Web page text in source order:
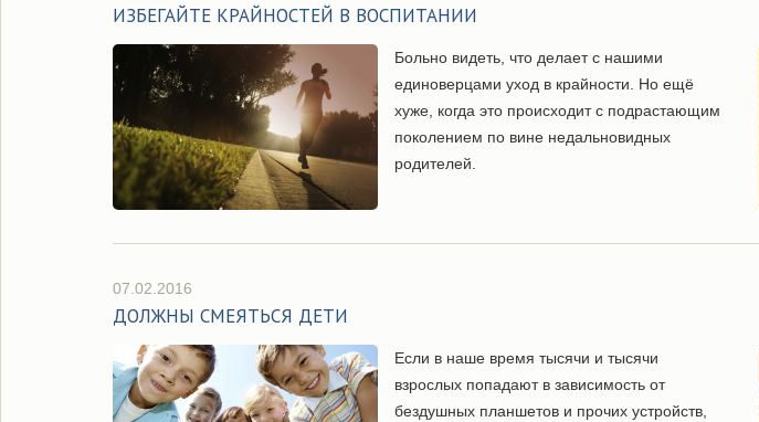
ИЗБЕГАЙТЕ КРАЙНОСТЕЙ В ВОСПИТАНИИ
Больно видеть, что делает с нашими
единоверцами уход в крайности. Но ещё
хуже, когда это происходит с подрастающим
поколением по вине недальновидных
родителей.
07.02.2016
ДОЛЖНЫ СМЕЯТЬСЯ ДЕТИ
Если в наше время тысячи и тысячи
взрослых попадают в зависимость от
бездушных планшетов и прочих устройств,